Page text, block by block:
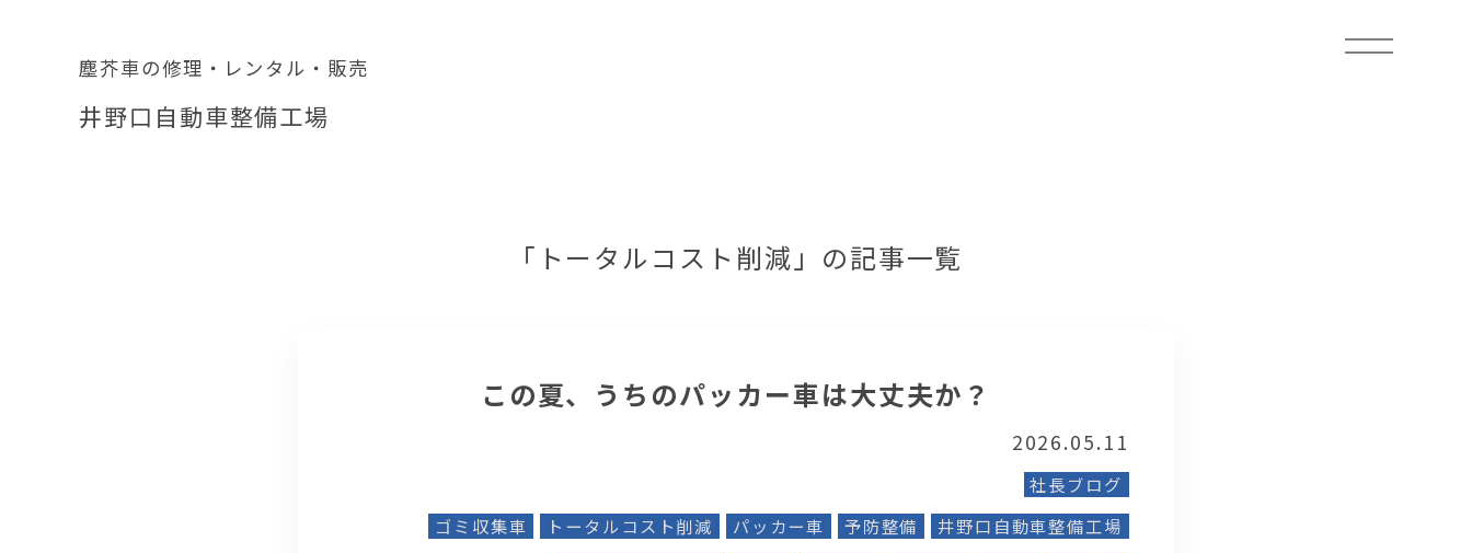
塵芥車の修理・レンタル・販売
井野口自動車整備工場
「トータルコスト削減」の記事一覧
この夏、うちのパッカー車は大丈夫か？
2026.05.11
社長ブログ
ゴミ収集車
トータルコスト削減 パッカー車 予防整備
井野口自動車整備工場